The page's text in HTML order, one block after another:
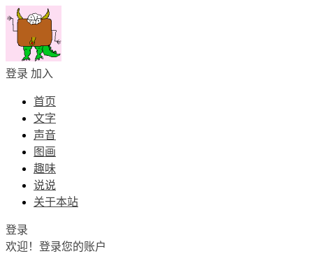
登录 加入
首页
文字
声音
图画
趣味
说说
关于本站
登录
欢迎！ 登录您的账户